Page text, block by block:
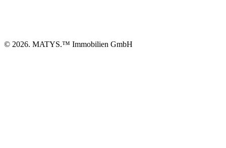
© 2026. MATYS.™ Immobilien GmbH